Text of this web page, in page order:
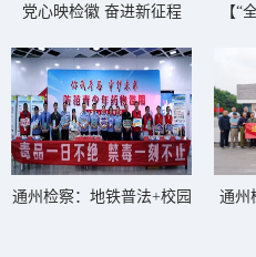
党心映检徽 奋进新征程
一主题党日活动
【“
信
通州检察：地铁普法+校园
通州